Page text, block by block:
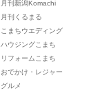
月刊新潟Komachi
月刊くるまる
こまちウエディング
ハウジングこまち
リフォームこまち
おでかけ・レジャー
グルメ